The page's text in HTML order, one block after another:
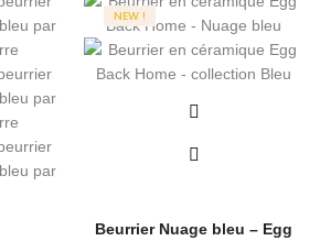
NEW !
Beurrier Nuage bleu – Egg